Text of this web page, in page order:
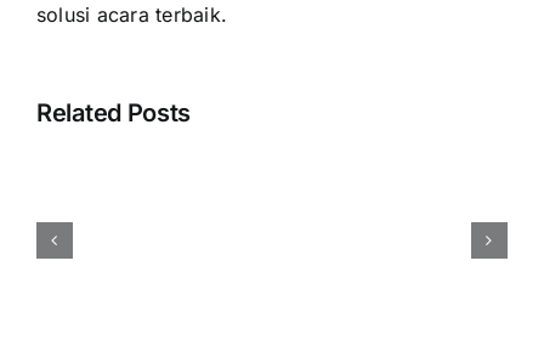
solusi acara terbaik.
Related Posts